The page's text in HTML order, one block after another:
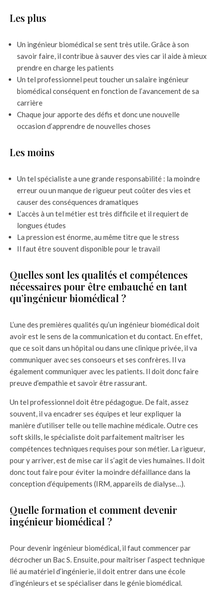
Les plus
Un ingénieur biomédical se sent très utile. Grâce à son
savoir faire, il contribue à sauver des vies car il aide à mieux
prendre en charge les patients
Un tel professionnel peut toucher un salaire ingénieur
biomédical conséquent en fonction de l’avancement de sa
carrière
Chaque jour apporte des défis et donc une nouvelle
occasion d’apprendre de nouvelles choses
Les moins
Un tel spécialiste a une grande responsabilité : la moindre
erreur ou un manque de rigueur peut coûter des vies et
causer des conséquences dramatiques
L’accès à un tel métier est très difficile et il requiert de
longues études
La pression est énorme, au même titre que le stress
Il faut être souvent disponible pour le travail
Quelles sont les qualités et compétences
nécessaires pour être embauché en tant
qu’ingénieur biomédical ?
L’une des premières qualités qu’un ingénieur biomédical doit
avoir est le sens de la communication et du contact. En effet,
que ce soit dans un hôpital ou dans une clinique privée, il va
communiquer avec ses consoeurs et ses confrères. Il va
également communiquer avec les patients. Il doit donc faire
preuve d’empathie et savoir être rassurant.
Un tel professionnel doit être pédagogue. De fait, assez
souvent, il va encadrer ses équipes et leur expliquer la
manière d’utiliser telle ou telle machine médicale. Outre ces
soft skills, le spécialiste doit parfaitement maîtriser les
compétences techniques requises pour son métier. La rigueur,
pour y arriver, est de mise car il s’agit de vies humaines. Il doit
donc tout faire pour éviter la moindre défaillance dans la
conception d’équipements (IRM, appareils de dialyse…).
Quelle formation et comment devenir
ingénieur biomédical ?
Pour devenir ingénieur biomédical, il faut commencer par
décrocher un Bac S. Ensuite, pour maîtriser l’aspect technique
lié au matériel d’ingénierie, il doit entrer dans une école
d’ingénieurs et se spécialiser dans le génie biomédical.